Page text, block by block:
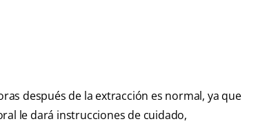
después de la extracción es normal, ya que
le dará instrucciones de cuidado,